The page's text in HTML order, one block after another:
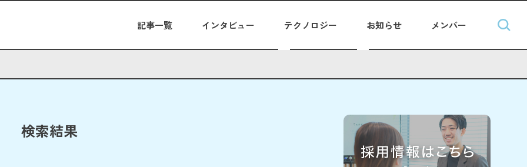
記事一覧 インタビュー テクノロジー お知らせ メンバー
検索結果